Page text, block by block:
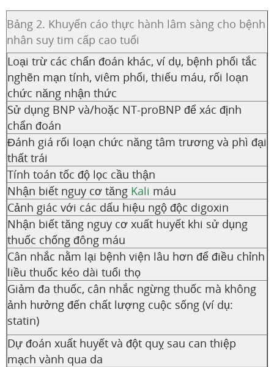
Bảng 2. Khuyến cáo thực hành lâm sàng cho bệnh
nhân suy tim cấp cao tuổi
Loại trừ các chẩn đoán khác, ví dụ, bệnh phổi tắc
nghẽn mạn tính, viêm phổi, thiếu máu, rối loạn
chức năng nhận thức
Sử dụng BNP và/hoặc NT-proBNP để xác định
chẩn đoán
Đánh giá rối loạn chức năng tâm trương và phì đại
thất trái
Tính toán tốc độ lọc cầu thận
Nhận biết nguy cơ tăng Kali máu
Cảnh giác với các dấu hiệu ngộ độc digoxin
Nhận biết tăng nguy cơ xuất huyết khi sử dụng
thuốc chống đông máu
Cân nhắc nằm lại bệnh viện lâu hơn để điều chỉnh
liều thuốc kéo dài tuổi thọ
Giảm đa thuốc, cân nhắc ngừng thuốc mà không
ảnh hưởng đến chất lượng cuộc sống (ví dụ:
statin)
Dự đoán xuất huyết và đột quỵ sau can thiệp
mạch vành qua da